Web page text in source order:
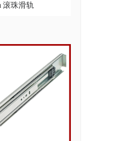
滚珠滑轨